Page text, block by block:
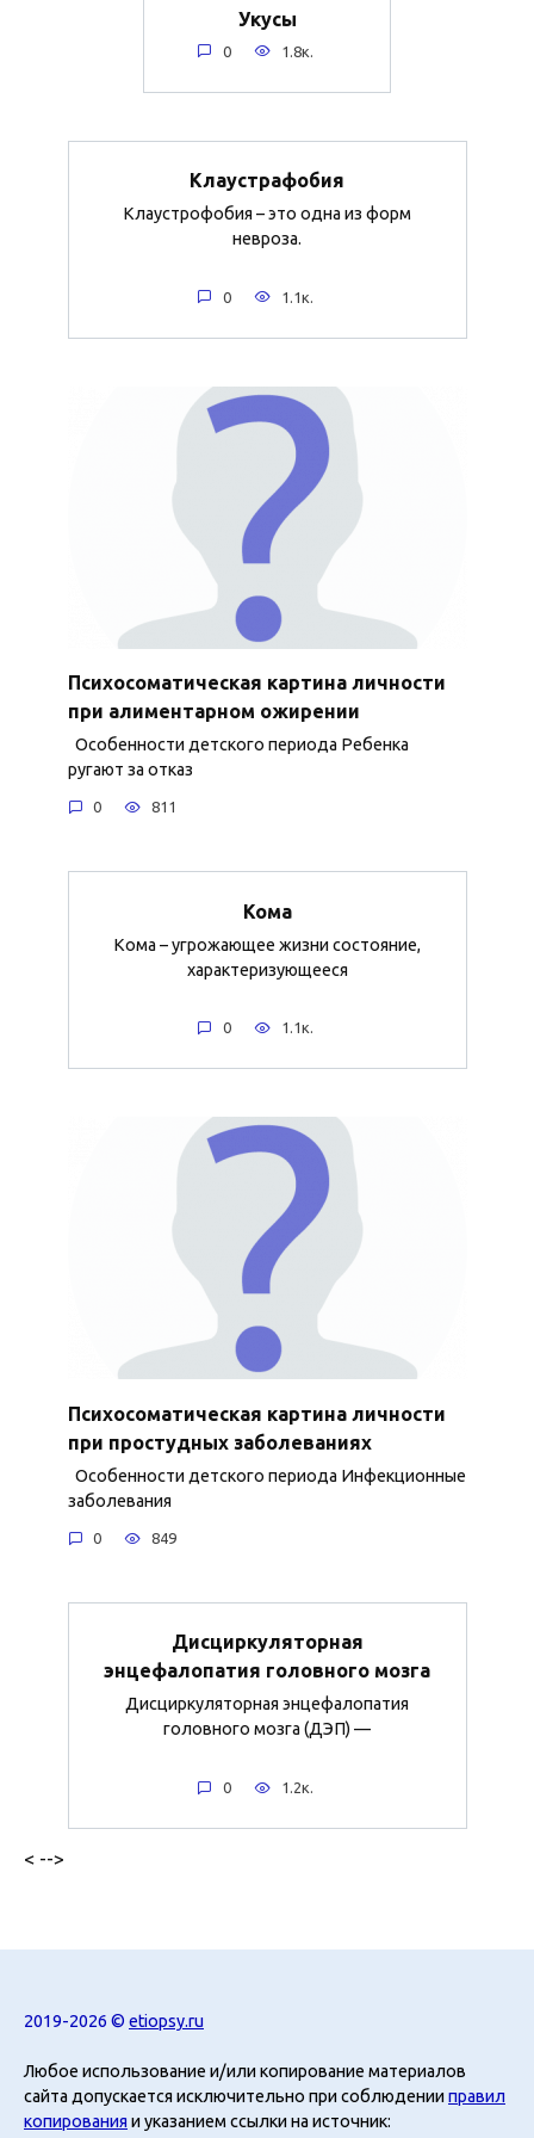
Укусы
0 1.8к.
Клаустрафобия
Клаустрофобия – это одна из форм
невроза.
0 1.1к.
Психосоматическая картина личности
при алиментарном ожирении
Особенности детского периода Ребенка
ругают за отказ
0 811
Кома
Кома – угрожающее жизни состояние,
характеризующееся
0 1.1к.
Психосоматическая картина личности
при простудных заболеваниях
Особенности детского периода Инфекционные
заболевания
0 849
Дисциркуляторная
энцефалопатия головного мозга
Дисциркуляторная энцефалопатия
головного мозга (ДЭП) —
0 1.2к.
< -->
2019-2026 © etiopsy.ru
Любое использование и/или копирование материалов
сайта допускается исключительно при соблюденииправил
копирования и указанием ссылки на источник: